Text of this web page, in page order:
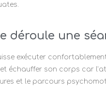
déroule une
exécuter
échauffer son corps car
et le parcours